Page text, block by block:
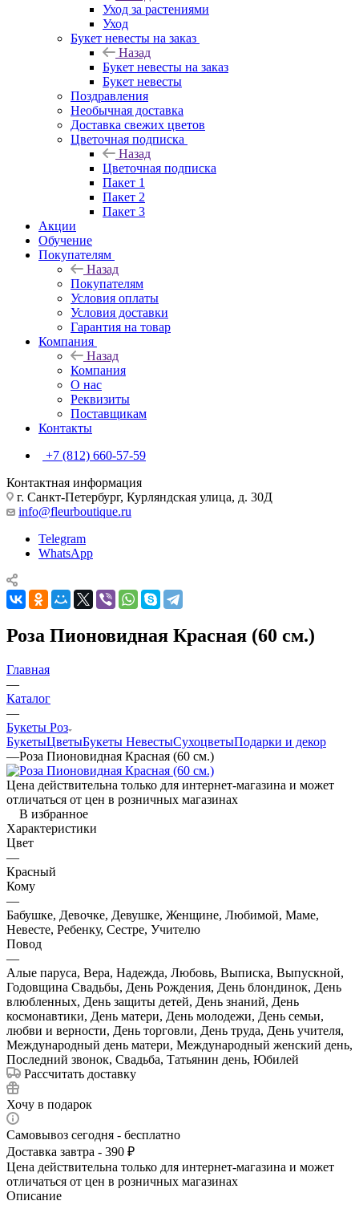
Уход за растениями
Уход
Букет невесты на заказ
Назад
Букет невесты на заказ
Букет невесты
Поздравления
Необычная доставка
Доставка свежих цветов
Цветочная подписка
Назад
Цветочная подписка
Пакет 1
Пакет 2
Пакет 3
Акции
Обучение
Покупателям
Назад
Покупателям
Условия оплаты
Условия доставки
Гарантия на товар
Компания
Назад
Компания
О нас
Реквизиты
Поставщикам
Контакты
+7 (812) 660-57-59
Контактная информация
г. Санкт-Петербург, Курляндская улица, д. 30Д
info@fleurboutique.ru
Telegram
WhatsApp
Роза Пионовидная Красная (60 см.)
Главная
—
Каталог
—
Букеты Роз
БукетыЦветыБукеты НевестыСухоцветыПодарки и декор
—Роза Пионовидная Красная (60 см.)
Цена действительна только для интернет-магазина и может
отличаться от цен в розничных магазинах
В избранное
Характеристики
Цвет
—
Красный
Кому
—
Бабушке, Девочке, Девушке, Женщине, Любимой, Маме,
Невесте, Ребенку, Сестре, Учителю
Повод
—
Алые паруса, Вера, Надежда, Любовь, Выписка, Выпускной,
Годовщина Свадьбы, День Рождения, День блондинок, День
влюбленных, День защиты детей, День знаний, День
космонавтики, День матери, День молодежи, День семьи,
любви и верности, День торговли, День труда, День учителя,
Международный день матери, Международный женский день,
Последний звонок, Свадьба, Татьянин день, Юбилей
Рассчитать доставку
Хочу в подарок
Самовывоз сегодня - бесплатно
Доставка завтра - 390 ₽
Цена действительна только для интернет-магазина и может
отличаться от цен в розничных магазинах
Описание